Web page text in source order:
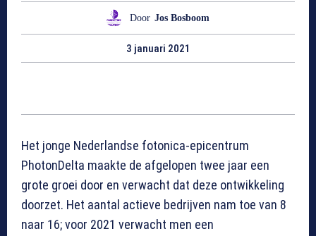
Door Jos Bosboom
3 januari 2021
Het jonge Nederlandse fotonica-epicentrum
PhotonDelta maakte de afgelopen twee jaar een
grote groei door en verwacht dat deze ontwikkeling
doorzet. Het aantal actieve bedrijven nam toe van 8
naar 16; voor 2021 verwacht men een